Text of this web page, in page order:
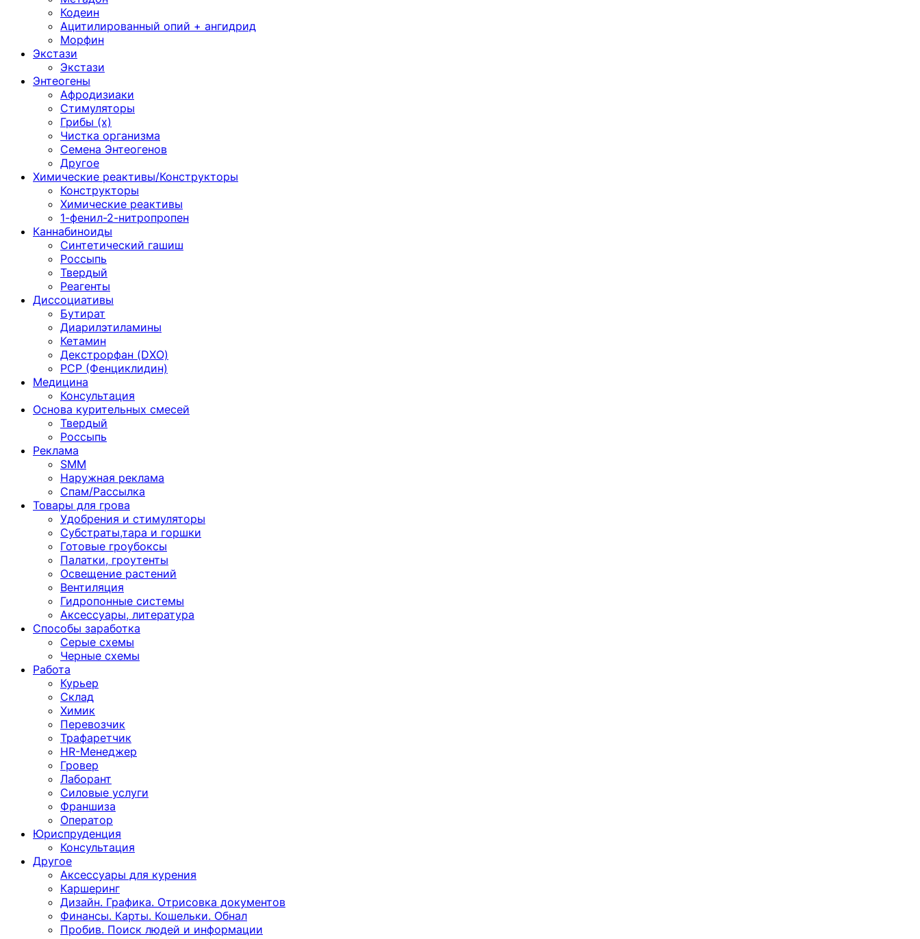
Кодеин
Ацитилированный опий + ангидрид
Морфин
Экстази
Экстази
Энтеогены
Афродизиаки
Стимуляторы
Грибы (х)
Чистка организма
Семена Энтеогенов
Другое
Химические реактивы/Конструкторы
Конструкторы
Химические реактивы
1-фенил-2-нитропропен
Каннабиноиды
Синтетический гашиш
Россыпь
Твердый
Реагенты
Диссоциативы
Бутират
Диарилэтиламины
Кетамин
Декстрорфан (DXO)
PCP (Фенциклидин)
Медицина
Консультация
Основа курительных смесей
Твердый
Россыпь
Реклама
SMM
Наружная реклама
Спам/Рассылка
Товары для грова
Удобрения и стимуляторы
Субстраты,тара и горшки
Готовые гроубоксы
Палатки, гроутенты
Освещение растений
Вентиляция
Гидропонные системы
Аксессуары, литература
Способы заработка
Серые схемы
Черные схемы
Работа
Курьер
Склад
Химик
Перевозчик
Трафаретчик
HR-Менеджер
Гровер
Лаборант
Силовые услуги
Франшиза
Оператор
Юриспруденция
Консультация
Другoе
Аксессуары для курения
Каршеринг
Дизайн. Графика. Отрисовка документов
Финансы. Карты. Кошельки. Обнал
Пробив. Поиск людей и информации